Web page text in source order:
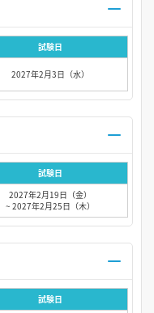
試験日
2027年2月3日（水）
試験日
2027年2月19日（金）
~ 2027年2月25日（木）
試験日